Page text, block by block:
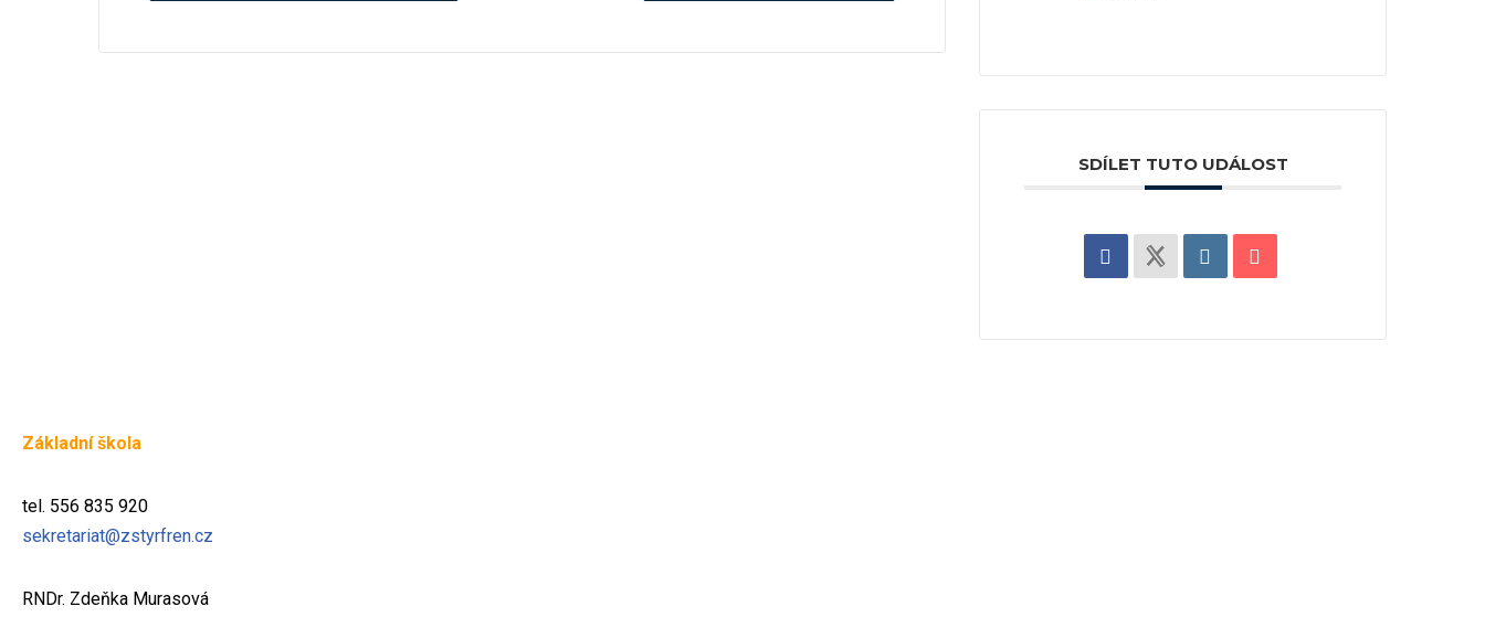
SDÍLET TUTO UDÁLOST
Základní škola
tel. 556 835 920
sekretariat@zstyrfren.cz
RNDr. Zdeňka Murasová